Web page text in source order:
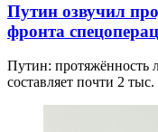
Путин озвучил
фронта
Путин: протяжённость
составляет почти 2